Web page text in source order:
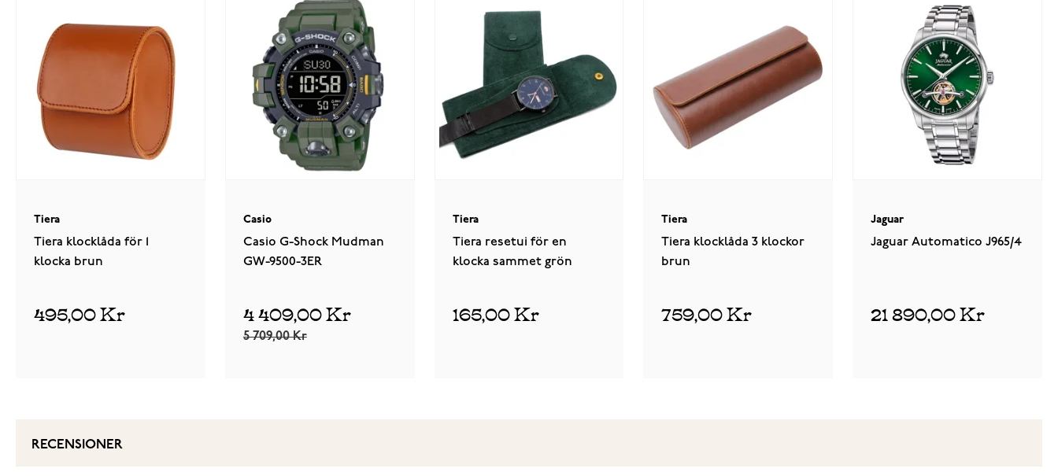
Tiera
Tiera klocklåda för 1
klocka brun
495,00 Kr
Casio
Casio G-Shock Mudman
GW-9500-3ER
4 409,00 Kr
5 709,00 Kr
Tiera
Tiera resetui för en
klocka sammet grön
165,00 Kr
Tiera
Tiera klocklåda 3 klockor
brun
759,00 Kr
Jaguar
Jaguar Automatico J965/4
21 890,00 Kr
RECENSIONER